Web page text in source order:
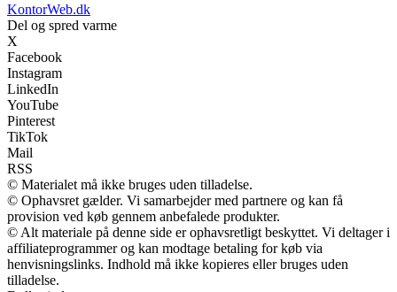
KontorWeb.dk
Del og spred varme
X
Facebook
Instagram
LinkedIn
YouTube
Pinterest
TikTok
Mail
RSS
© Materialet må ikke bruges uden tilladelse.
© Ophavsret gælder. Vi samarbejder med partnere og kan få
provision ved køb gennem anbefalede produkter.
© Alt materiale på denne side er ophavsretligt beskyttet. Vi deltager i
affiliateprogrammer og kan modtage betaling for køb via
henvisningslinks. Indhold må ikke kopieres eller bruges uden
tilladelse.